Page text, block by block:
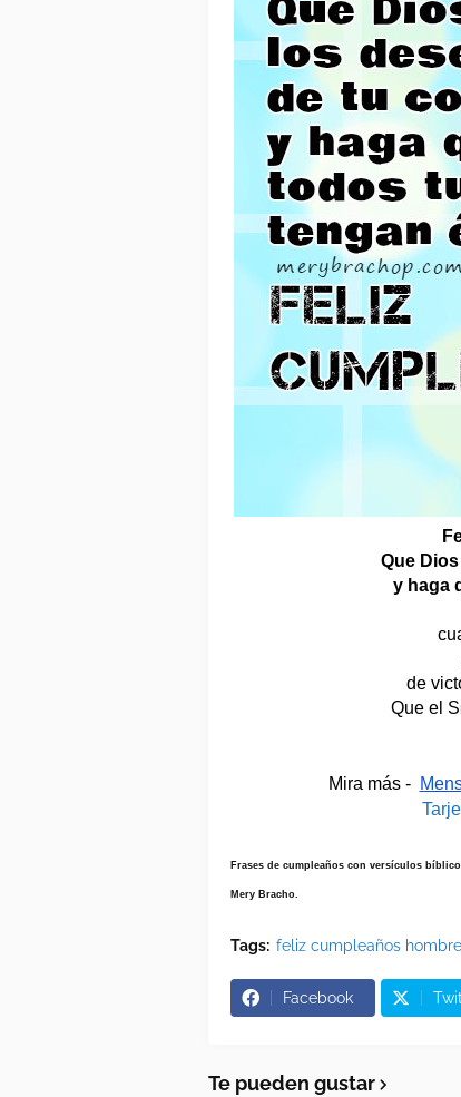
Que
y haga
de
Que el
Mira más -
Frases de cumpleaños con versículos
Mery Bracho.
Tags: feliz cumpleaños hombre
Facebook
Te pueden gustar